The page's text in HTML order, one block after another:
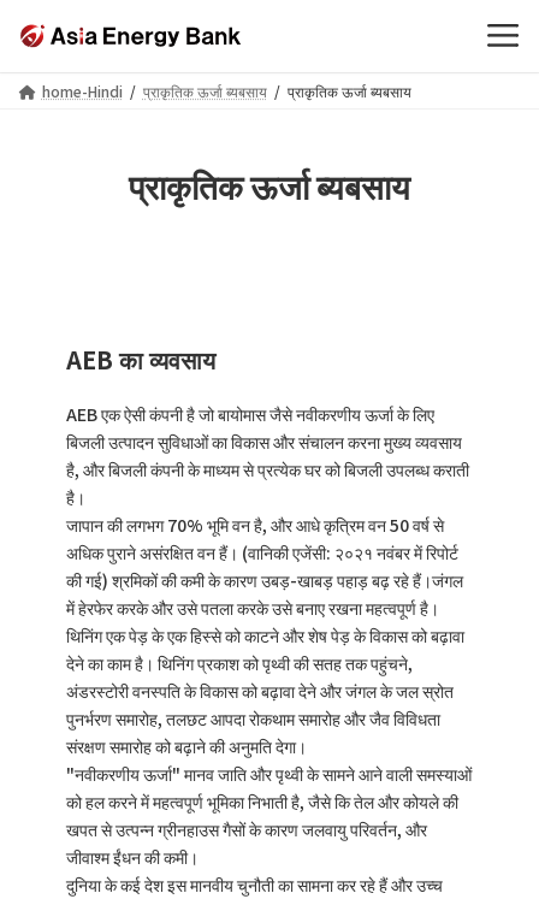
Skip
Skip home-Hindi प्राकृतिक ऊर्जा ब्यबसाय प्राकृतिक ऊर्जा ब्यबसाय
प्राकृतिक ऊर्जा ब्यबसाय
AEB का व्यवसाय
AEB एक ऐसी कंपनी है जो बायोमास जैसे नवीकरणीय ऊर्जा के लिए
बिजली उत्पादन सुविधाओं का विकास और संचालन करना मुख्य व्यवसाय
है, और बिजली कंपनी के माध्यम से प्रत्येक घर को बिजली उपलब्ध कराती
है।
जापान की लगभग 70% भूमि वन है, और आधे कृत्रिम वन 50 वर्ष से
अधिक पुराने असंरक्षित वन हैं। (वानिकी एजेंसी: २०२१ नवंबर में रिपोर्ट
की गई) श्रमिकों की कमी के कारण उबड़-खाबड़ पहाड़ बढ़ रहे हैं।जंगल
में हेरफेर करके और उसे पतला करके उसे बनाए रखना महत्वपूर्ण है।
थिनिंग एक पेड़ के एक हिस्से को काटने और शेष पेड़ के विकास को बढ़ावा
देने का काम है। थिनिंग प्रकाश को पृथ्वी की सतह तक पहुंचने,
अंडरस्टोरी वनस्पति के विकास को बढ़ावा देने और जंगल के जल स्रोत
पुनर्भरण समारोह, तलछट आपदा रोकथाम समारोह और जैव विविधता
संरक्षण समारोह को बढ़ाने की अनुमति देगा।
"नवीकरणीय ऊर्जा" मानव जाति और पृथ्वी के सामने आने वाली समस्याओं
को हल करने में महत्वपूर्ण भूमिका निभाती है, जैसे कि तेल और कोयले की
खपत से उत्पन्न ग्रीनहाउस गैसों के कारण जलवायु परिवर्तन, और
जीवाश्म ईंधन की कमी।
दुनिया के कई देश इस मानवीय चुनौती का सामना कर रहे हैं और उच्च